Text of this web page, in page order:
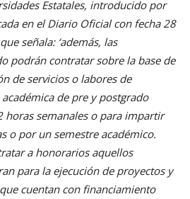
Estatales, introducido por
en el Diario Oficial con fecha 28
señala: ‘además, las
podrán contratar sobre la base de
de servicios o labores de
de pre y postgrado
horas semanales o para impartir
o por un semestre académico.
a honorarios aquellos
para la ejecución de proyectos y
cuentan con financiamiento